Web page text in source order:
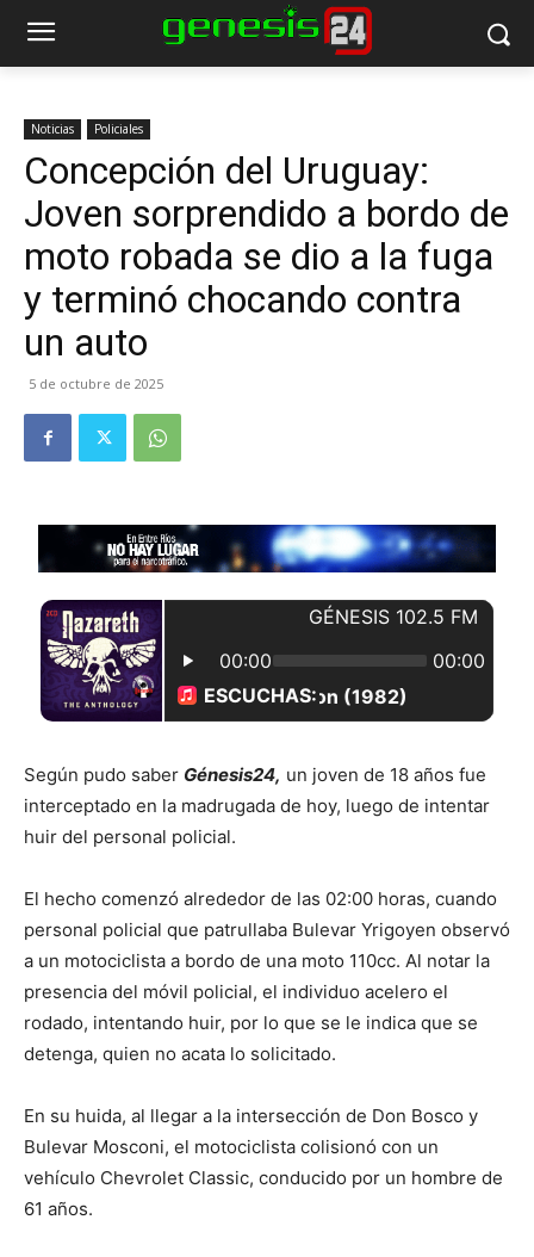
Noticias Policiales
Concepción del Uruguay:
Joven sorprendido a bordo de
moto robada se dio a la fuga
y terminó chocando contra
un auto
5 de octubre de 2025
Según pudo saber Génesis24, un joven de 18 años fue
interceptado en la madrugada de hoy, luego de intentar
huir del personal policial.
El hecho comenzó alrededor de las 02:00 horas, cuando
personal policial que patrullaba Bulevar Yrigoyen observó
a un motociclista a bordo de una moto 110cc. Al notar la
presencia del móvil policial, el individuo acelero el
rodado, intentando huir, por lo que se le indica que se
detenga, quien no acata lo solicitado.
En su huida, al llegar a la intersección de Don Bosco y
Bulevar Mosconi, el motociclista colisionó con un
vehículo Chevrolet Classic, conducido por un hombre de
61 años.